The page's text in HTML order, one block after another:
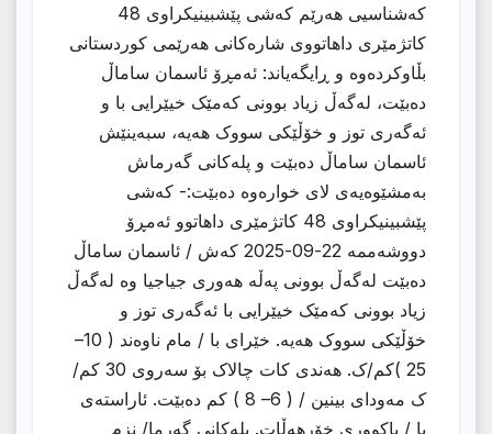
كەشناسیی هەرێم کەشى پێشبینیکراوى 48
کاتژمێرى داهاتووى شارەکانى هەرێمى کوردستانى
بڵاوکردەوە و ڕایگەیاند: ئەمڕۆ ئاسمان ساماڵ
دەبێت، لەگەڵ زیاد بوونی کەمێک خیێرایی با و
ئەگەری توز و خۆڵێکی سووک هەیە، سبەینێش
ئاسمان ساماڵ دەبێت و پلەکانى گەرماش
بەمشێوەیەى لاى خوارەوە دەبێت:- کەشى
پێشبینیکراوى 48 کاتژمێرى داهاتوو ئەمڕۆ
دووشەممە 22-09-2025 کەش / ئاسمان ساماڵ
دەبێت لەگەڵ بوونی پەڵە هەوری جیاجیا وە لەگەڵ
زیاد بوونی کەمێک خیێرایی با ئەگەری توز و
خۆڵێکی سووک هەیە. خێراى با / مام ناوەند ( 10–
25 )کم/ک. هەندی کات چالاک بۆ سەروی 30 کم/
ک مەوداى بینین / ( 6– 8 ) کم دەبێت. ئاراستەی
با / باکووری خۆرهەڵات. پلەکانی گەرما/ نزم